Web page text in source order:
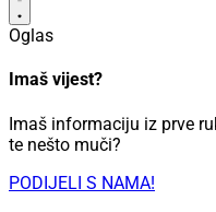
Oglas
Imaš vijest?
Imaš informaciju iz prve
te nešto muči?
PODIJELI S NAMA!